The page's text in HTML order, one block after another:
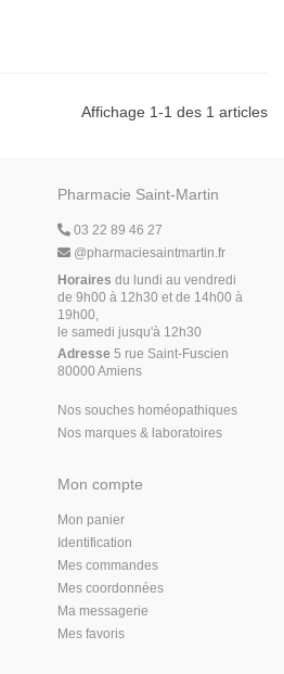
Affichage 1-1 des 1 articles
Pharmacie Saint-Martin
03 22 89 46 27
@pharmaciesaintmartin.fr
Horaires du lundi au vendredi
de 9h00 à 12h30 et de 14h00 à
19h00,
le samedi jusqu'à 12h30
Adresse 5 rue Saint-Fuscien
80000 Amiens
Nos souches homéopathiques
Nos marques & laboratoires
Mon compte
Mon panier
Identification
Mes commandes
Mes coordonnées
Ma messagerie
Mes favoris